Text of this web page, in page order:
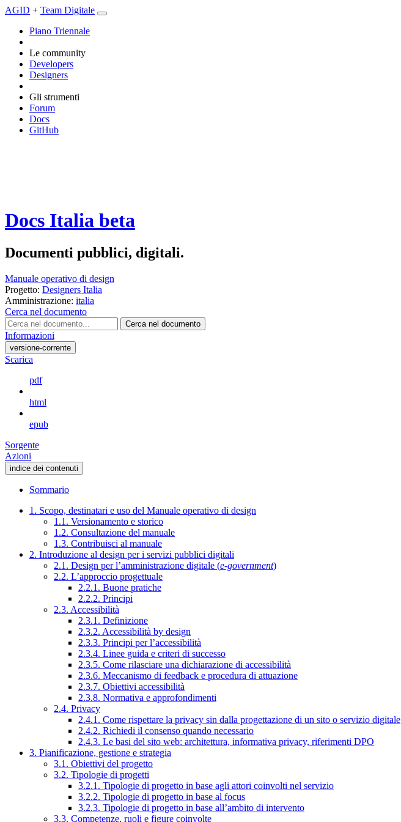
AGID + Team Digitale
Piano Triennale
Le community
Developers
Designers
Gli strumenti
Forum
Docs
GitHub
Docs Italia beta
Documenti pubblici, digitali.
Manuale operativo di design
Progetto: Designers Italia
Amministrazione: italia
Cerca nel documento
Cerca nel documento
Informazioni
versione-corrente
Scarica
pdf
html
epub
Sorgente
Azioni
indice dei contenuti
Sommario
1. Scopo, destinatari e uso del Manuale operativo di design
1.1. Versionamento e storico
1.2. Consultazione del manuale
1.3. Contribuisci al manuale
2. Introduzione al design per i servizi pubblici digitali
2.1. Design per l’amministrazione digitale (e-government)
2.2. L’approccio progettuale
2.2.1. Buone pratiche
2.2.2. Principi
2.3. Accessibilità
2.3.1. Definizione
2.3.2. Accessibilità by design
2.3.3. Principi per l’accessibilità
2.3.4. Linee guida e criteri di successo
2.3.5. Come rilasciare una dichiarazione di accessibilità
2.3.6. Meccanismo di feedback e procedura di attuazione
2.3.7. Obiettivi accessibilità
2.3.8. Normativa e approfondimenti
2.4. Privacy
2.4.1. Come rispettare la privacy sin dalla progettazione di un sito o servizio digitale
2.4.2. Richiedi il consenso quando necessario
2.4.3. Le basi del sito web: architettura, informativa privacy, riferimenti DPO
3. Pianificazione, gestione e strategia
3.1. Obiettivi del progetto
3.2. Tipologie di progetti
3.2.1. Tipologie di progetto in base agli attori coinvolti nel servizio
3.2.2. Tipologie di progetto in base al focus
3.2.3. Tipologie di progetto in base all’ambito di intervento
3.3. Competenze, ruoli e figure coinvolte